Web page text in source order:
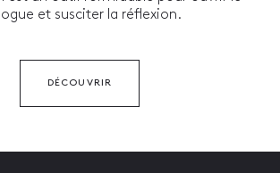
et susciter la réflexion.
DÉCOUVRIR